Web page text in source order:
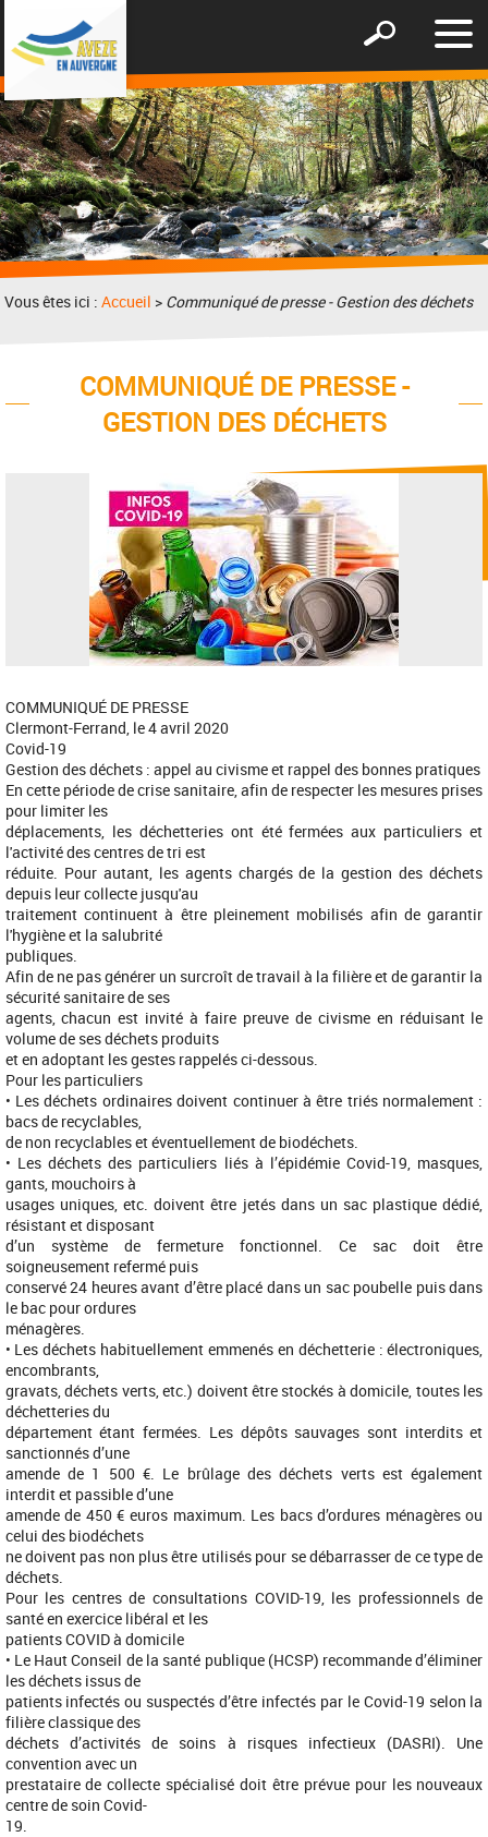
le
Afficher
formulaire
de
recherche
Vous êtes ici :Accueil > Communiqué de presse - Gestion des déchets
COMMUNIQUÉ DE PRESSE -
GESTION DES DÉCHETS
COMMUNIQUÉ DE PRESSE
Clermont-Ferrand, le 4 avril 2020
Covid-19
Gestion des déchets : appel au civisme et rappel des bonnes pratiques
En cette période de crise sanitaire, afin de respecter les mesures prises
pour limiter les
déplacements, les déchetteries ont été fermées aux particuliers et
l'activité des centres de tri est
réduite. Pour autant, les agents chargés de la gestion des déchets
depuis leur collecte jusqu'au
traitement continuent à être pleinement mobilisés afin de garantir
l'hygiène et la salubrité
publiques.
Afin de ne pas générer un surcroît de travail à la filière et de garantir la
sécurité sanitaire de ses
agents, chacun est invité à faire preuve de civisme en réduisant le
volume de ses déchets produits
et en adoptant les gestes rappelés ci-dessous.
Pour les particuliers
• Les déchets ordinaires doivent continuer à être triés normalement :
bacs de recyclables,
de non recyclables et éventuellement de biodéchets.
• Les déchets des particuliers liés à l’épidémie Covid-19, masques,
gants, mouchoirs à
usages uniques, etc. doivent être jetés dans un sac plastique dédié,
résistant et disposant
d’un système de fermeture fonctionnel. Ce sac doit être
soigneusement refermé puis
conservé 24 heures avant d’être placé dans un sac poubelle puis dans
le bac pour ordures
ménagères.
• Les déchets habituellement emmenés en déchetterie : électroniques,
encombrants,
gravats, déchets verts, etc.) doivent être stockés à domicile, toutes les
déchetteries du
département étant fermées. Les dépôts sauvages sont interdits et
sanctionnés d’une
amende de 1 500 €. Le brûlage des déchets verts est également
interdit et passible d’une
amende de 450 € euros maximum. Les bacs d’ordures ménagères ou
celui des biodéchets
ne doivent pas non plus être utilisés pour se débarrasser de ce type de
déchets.
Pour les centres de consultations COVID-19, les professionnels de
santé en exercice libéral et les
patients COVID à domicile
• Le Haut Conseil de la santé publique (HCSP) recommande d’éliminer
les déchets issus de
patients infectés ou suspectés d’être infectés par le Covid-19 selon la
filière classique des
déchets d’activités de soins à risques infectieux (DASRI). Une
convention avec un
prestataire de collecte spécialisé doit être prévue pour les nouveaux
centre de soin Covid-
19.